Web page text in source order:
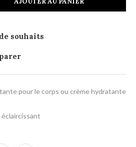
souhaits
pour le corps ou crème hydratante
éclaircissant